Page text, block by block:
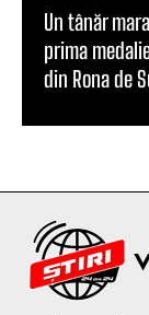
Un tânăr
prima
din Rona de